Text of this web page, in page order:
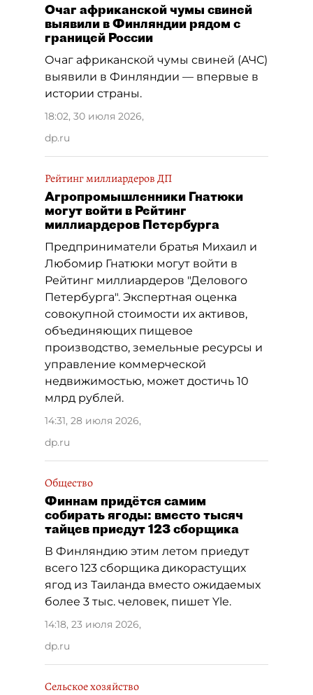
Очаг африканской чумы свиней
выявили в Финляндии рядом с
границей России
Очаг африканской чумы свиней (АЧС)
выявили в Финляндии — впервые в
истории страны.
18:02, 30 июля 2026,
dp.ru
Рейтинг миллиардеров ДП
Агропромышленники Гнатюки
могут войти в Рейтинг
миллиардеров Петербурга
Предприниматели братья Михаил и
Любомир Гнатюки могут войти в
Рейтинг миллиардеров "Делового
Петербурга". Экспертная оценка
совокупной стоимости их активов,
объединяющих пищевое
производство, земельные ресурсы и
управление коммерческой
недвижимостью, может достичь 10
млрд рублей.
14:31, 28 июля 2026,
dp.ru
Общество
Финнам придётся самим
собирать ягоды: вместо тысяч
тайцев приедут 123 сборщика
В Финляндию этим летом приедут
всего 123 сборщика дикорастущих
ягод из Таиланда вместо ожидаемых
более 3 тыс. человек, пишет Yle.
14:18, 23 июля 2026,
dp.ru
Сельское хозяйство